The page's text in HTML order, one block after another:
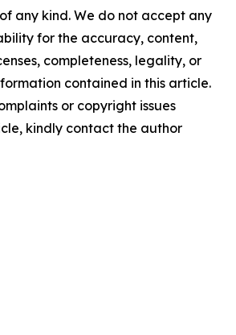
any kind. We do not accept any
for the accuracy, content,
completeness, legality, or
contained in this article.
or copyright issues
kindly contact the author